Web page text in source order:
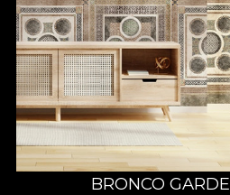
BRONCO